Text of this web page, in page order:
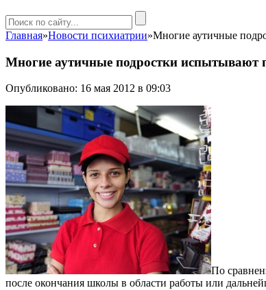
Главная»Новости психиатрии»Многие аутичные
Многие аутичные подростки
Опубликовано: 16 мая 2012 в 09:03
По
после окончания школы в области работы или